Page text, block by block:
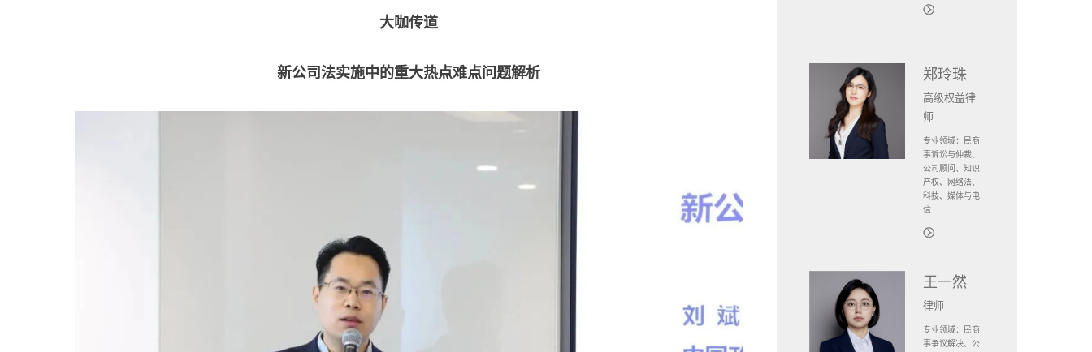
大咖传道
新公司法实施中的重大热点难点问题解析 郑玲珠
高级权益律
师
专业领域：民商
事诉讼与仲裁、
公司顾问、知识
产权、网络法、
科技、媒体与电
信
王一然
律师
专业领域：民商
事争议解决、公